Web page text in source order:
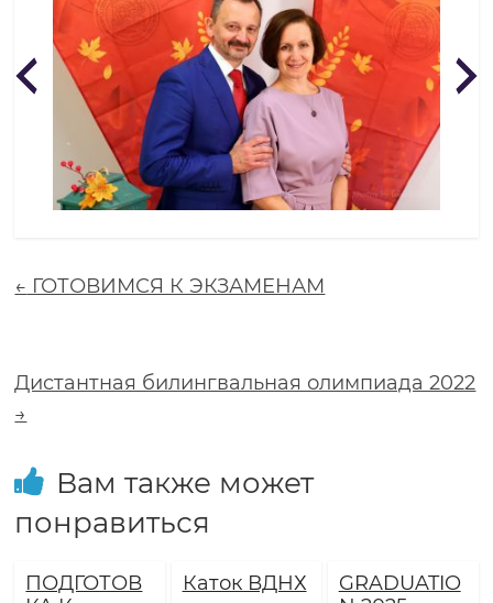
ш
к
а
а
в
т
р
← ГОТОВИМСЯ К ЭКЗАМЕНАМ
Дистантная билингвальная олимпиада 2022
→
Вам также может
понравиться
ПОДГОТОВ
Каток ВДНХ
GRADUATIO